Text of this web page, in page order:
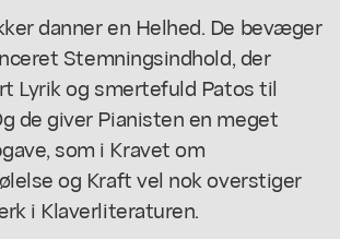
danner en Helhed. De bevæger
Stemningsindhold, der
Lyrik og smertefuld Patos til
de giver Pianisten en meget
som i Kravet om
og Kraft vel nok overstiger
i Klaverliteraturen.